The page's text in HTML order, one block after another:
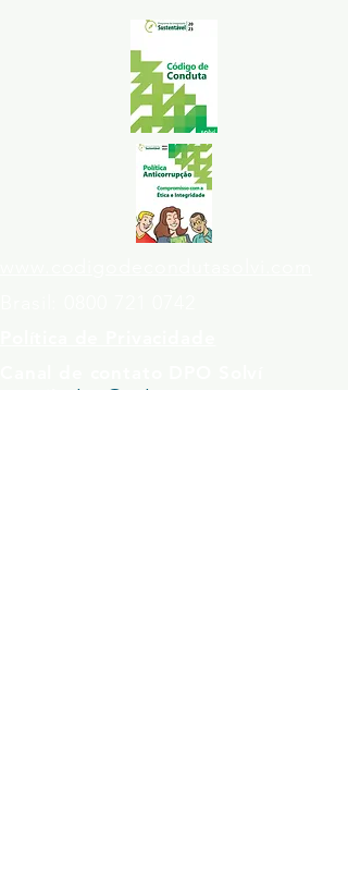
dpo@solvi.com